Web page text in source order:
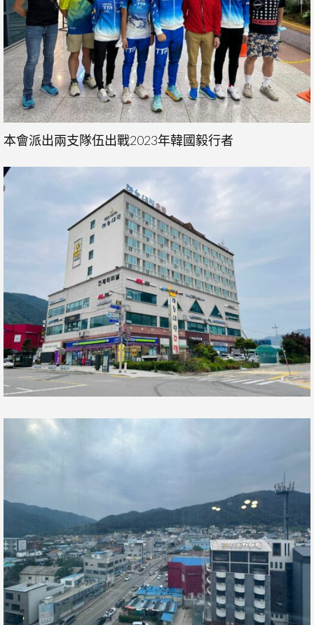
本會派出兩支隊伍出戰2023年韓國毅行者